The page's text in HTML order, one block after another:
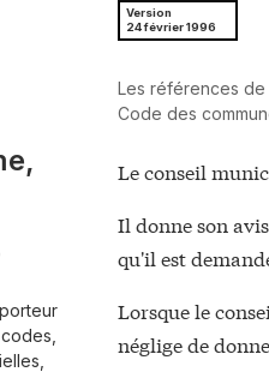
Version
24 février 1996
Les références de
Code des
Le conseil
Il donne son
qu'il est
Lorsque le
néglige de